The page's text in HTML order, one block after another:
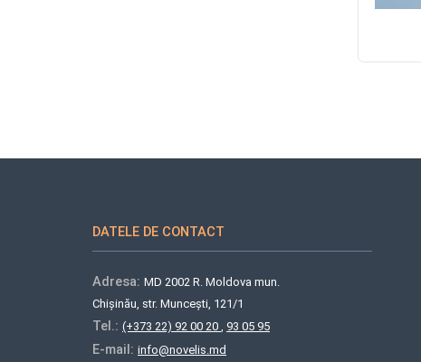
DATELE DE CONTACT
Adresa: MD 2002 R. Moldova mun.
Chișinău, str. Muncești, 121/1
Tel.: (+373 22) 92 00 20 , 93 05 95
E-mail: info@novelis.md